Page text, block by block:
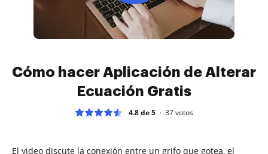
Cómo hacer Aplicación de Alterar
Ecuación Gratis
4.8 de 5 37votos
El video discute la conexión entre un grifo que gotea, el